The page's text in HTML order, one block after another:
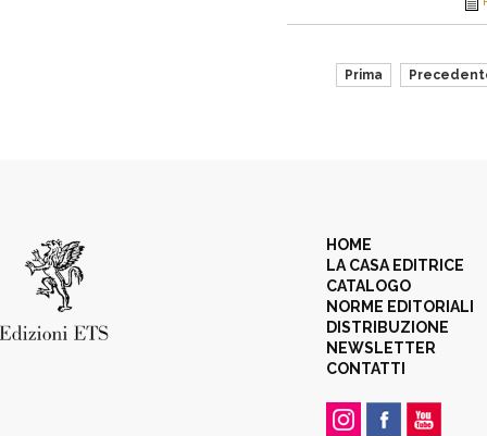
Prima
HOME
LA CASA EDITRICE
CATALOGO
NORME EDITORIALI
DISTRIBUZIONE
NEWSLETTER
CONTATTI